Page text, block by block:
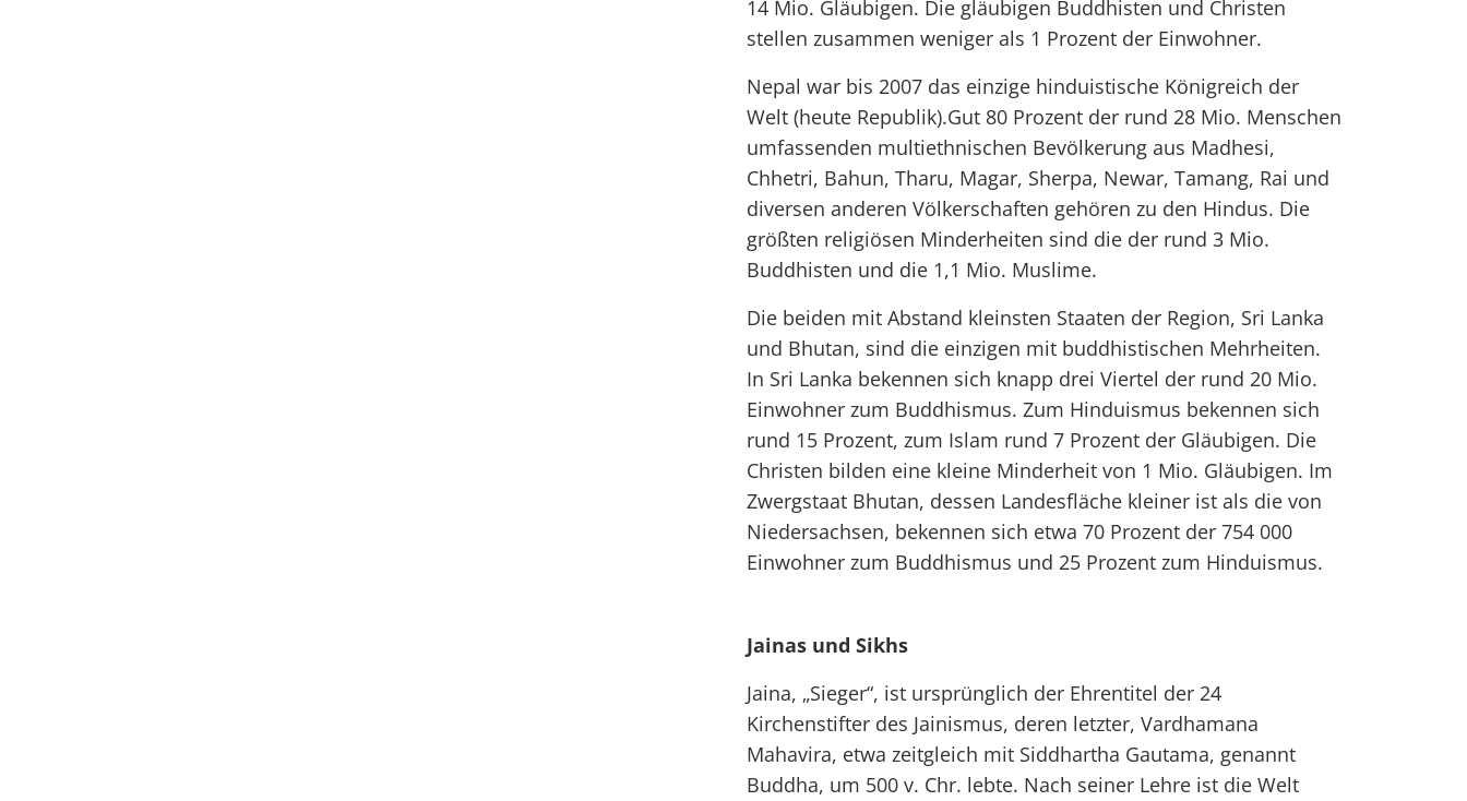
14 Mio. Gläubigen. Die gläubigen Buddhisten und Christen
stellen zusammen weniger als 1 Prozent der Einwohner.
Nepal war bis 2007 das einzige hinduistische Königreich der
Welt (heute Republik).Gut 80 Prozent der rund 28 Mio. Menschen
umfassenden multiethnischen Bevölkerung aus Madhesi,
Chhetri, Bahun, Tharu, Magar, Sherpa, Newar, Tamang, Rai und
diversen anderen Völkerschaften gehören zu den Hindus. Die
größten religiösen Minderheiten sind die der rund 3 Mio.
Buddhisten und die 1,1 Mio. Muslime.
Die beiden mit Abstand kleinsten Staaten der Region, Sri Lanka
und Bhutan, sind die einzigen mit buddhistischen Mehrheiten.
In Sri Lanka bekennen sich knapp drei Viertel der rund 20 Mio.
Einwohner zum Buddhismus. Zum Hinduismus bekennen sich
rund 15 Prozent, zum Islam rund 7 Prozent der Gläubigen. Die
Christen bilden eine kleine Minderheit von 1 Mio. Gläubigen. Im
Zwergstaat Bhutan, dessen Landesfläche kleiner ist als die von
Niedersachsen, bekennen sich etwa 70 Prozent der 754 000
Einwohner zum Buddhismus und 25 Prozent zum Hinduismus.
Jainas und Sikhs
Jaina, „Sieger“, ist ursprünglich der Ehrentitel der 24
Kirchenstifter des Jainismus, deren letzter, Vardhamana
Mahavira, etwa zeitgleich mit Siddhartha Gautama, genannt
Buddha, um 500 v. Chr. lebte. Nach seiner Lehre ist die Welt